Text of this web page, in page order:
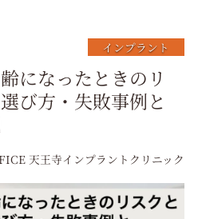
インプラント
になったときのリ
び方・失敗事例と
天王寺インプラントクリニック